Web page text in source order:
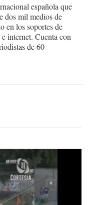
española que
dos mil medios de
en los soportes de
internet. Cuenta con
de 60